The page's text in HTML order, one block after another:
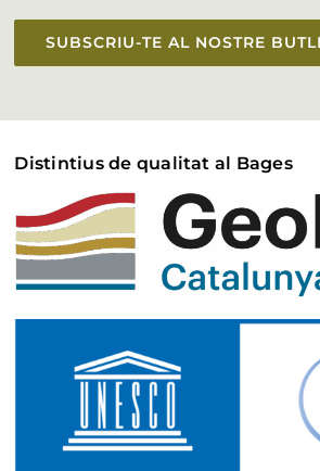
SUBSCRIU-TE AL NOSTRE
Distintius de qualitat al Bages